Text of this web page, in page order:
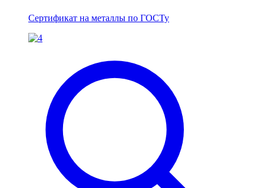
Сертификат на металлы по ГОСТу